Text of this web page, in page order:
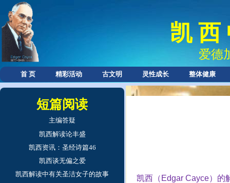
首 页 精彩活动 古文明 灵性成长 整体健康
凯 西
爱德
短篇阅读
主编答疑
凯西解读论丰盛
凯西资讯：圣经诗篇46
凯西谈无偏之爱
凯西解读中有关圣洁女子的故事
凯西（ Edgar Cayce）的